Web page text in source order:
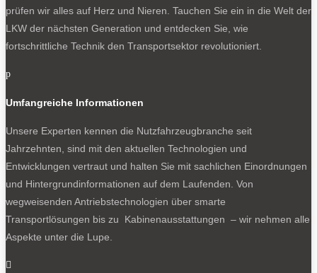
prüfen wir alles auf Herz und Nieren. Tauchen Sie ein in die Welt der
LKW der nächsten Generation und entdecken Sie, wie
fortschrittliche Technik den Transportsektor revolutioniert.
p
Umfangreiche Informationen
Unsere Experten kennen die Nutzfahrzeugbranche seit
Jahrzehnten, sind mit den aktuellen Technologien und
Entwicklungen vertraut und halten Sie mit sachlichen Einordnungen
und Hintergrundinformationen auf dem Laufenden. Von
wegweisenden Antriebstechnologien über smarte
Transportlösungen bis zu Kabinenausstattungen – wir nehmen alle
Aspekte unter die Lupe.
